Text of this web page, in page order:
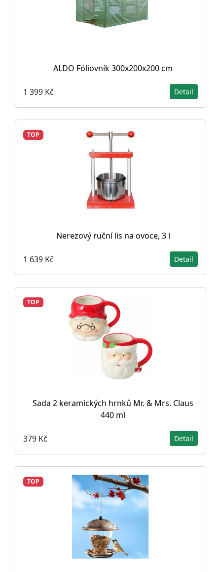
ALDO Fóliovník 300x200x200 cm
1 399 Kč Detail
TOP
Nerezový ruční lis na ovoce, 3 l
1 639 Kč Detail
TOP
Sada 2 keramických hrnků Mr. & Mrs. Claus
440 ml
379 Kč Detail
TOP